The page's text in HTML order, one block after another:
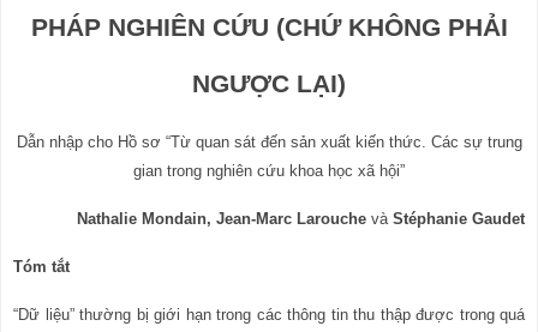
PHÁP NGHIÊN CỨU (CHỨ KHÔNG PHẢI
NGƯỢC LẠI)
Dẫn nhập cho Hồ sơ “Từ quan sát đến sản xuất kiến thức. Các sự trung
gian trong nghiên cứu khoa học xã hội”
Nathalie Mondain, Jean-Marc Larouche và Stéphanie Gaudet
Tóm tắt
“Dữ liệu” thường bị giới hạn trong các thông tin thu thập được trong quá